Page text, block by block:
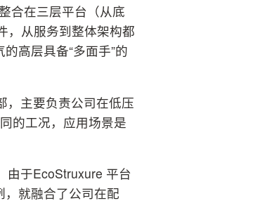
合在三层平台（从底
，从服务到整体架构都
高层具备“多面手”的
，主要负责公司在低压
的工况，应用场景是
由于EcoStruxure 平台
就融合了公司在配